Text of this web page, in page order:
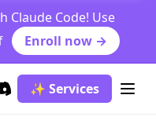
Claude Code! Use
Enroll now →
in a new tab)
Discord
(opens in a new tab)
✨ Services